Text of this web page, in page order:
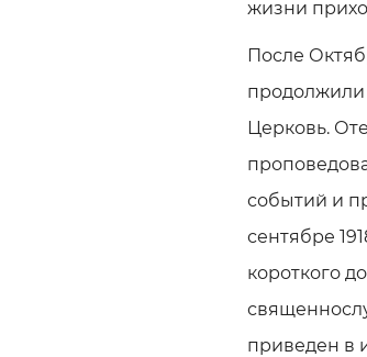
жизни
После
продолжили
Церковь.
событий и
сентябре
короткого
приведен в